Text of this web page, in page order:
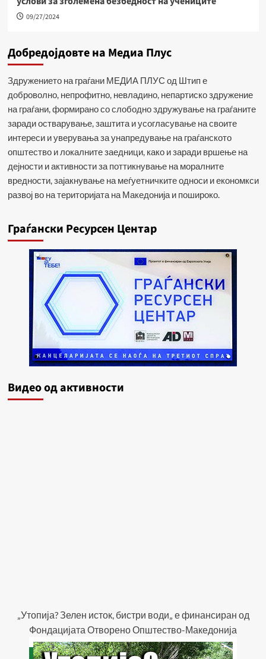
09/27/2024
Добредојдовте на Медиа Плус
Здружението на граѓани МЕДИА ПЛУС од Штип е
доброволно, непрофитно, невладино, непартиско здружение
на граѓани, формирано со слободно здружување на граѓаните
заради остварување, заштита и усогласување на своите
интереси и уверувања за унапредување на граѓанското
општество и локалните заедници, како и заради вршење на
дејности и активности за поттикнување на моралните
вредности, зајакнување на меѓуетничките односи и економкси
развој во на територијата на Македонија и пошироко.
Граѓански Ресурсен Центар
Видеo од активности
„Утопија? Зелен исток, бистри води„ е финансиран од
Фондацијата Отворено Општество-Македонија